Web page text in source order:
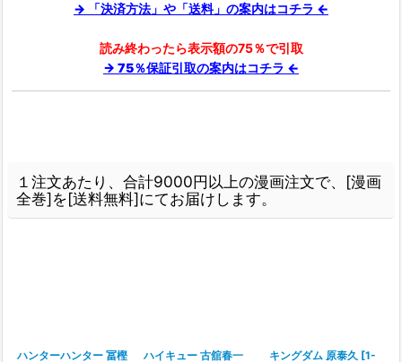
→ 「決済方法」や「送料」の案内はコチラ ←
読み終わったら表示額の75％で引取
→ 75％保証引取の案内はコチラ ←
１注文あたり、合計9000円以上の漫画注文で、[漫画
全巻]を[送料無料]にてお届けします。
ハンターハンター 冨樫
ハイキュー 古舘春一
キングダム 原泰久 [1-